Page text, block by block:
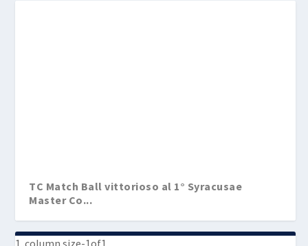
TC Match Ball vittorioso al 1° Syracusae
Master Co...